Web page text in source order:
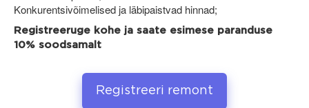
Konkurentsivõimelised ja läbipaistvad hinnad;
Registreeruge kohe ja saate esimese paranduse
10% soodsamalt
Registreeri remont